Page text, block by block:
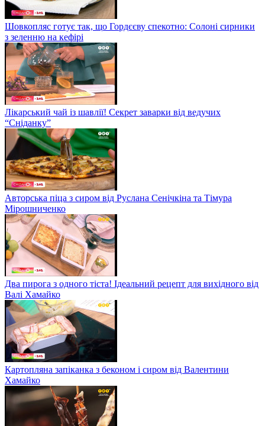
Шовкопляс готує так, що Гордєєву спекотно: Солоні сирники
з зеленню на кефірі
Лікарський чай із шавлії! Секрет заварки від ведучих
“Сніданку”
Авторська піца з сиром від Руслана Сенічкіна та Тімура
Мірошниченко
Два пирога з одного тіста! Ідеальний рецепт для вихідного від
Валі Хамайко
Картопляна запіканка з беконом і сиром від Валентини
Хамайко